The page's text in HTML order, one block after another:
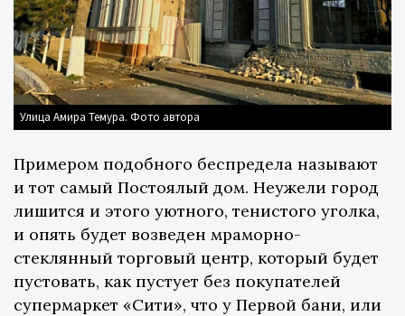
Улица Амира Темура. Фото автора
Примером подобного беспредела называют
и тот самый Постоялый дом. Неужели город
лишится и этого уютного, тенистого уголка,
и опять будет возведен мраморно-
стеклянный торговый центр, который будет
пустовать, как пустует без покупателей
супермаркет «Сити», что у Первой бани, или